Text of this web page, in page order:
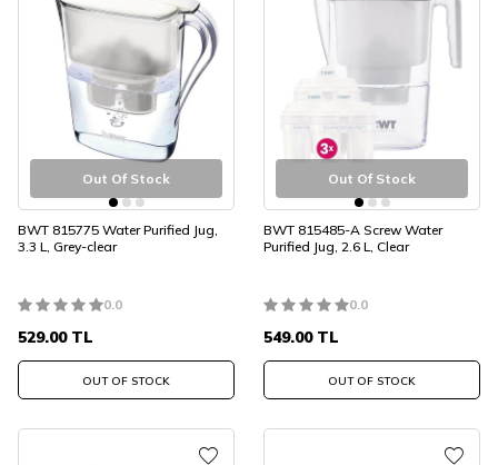
Out Of Stock
BWT 815775 Water Purified Jug,
3.3 L, Grey-clear
0.0
529.00TL
OUT OF STOCK
Out Of Stock
BWT 815485-A Screw Water
Purified Jug, 2.6 L, Clear
0.0
549.00TL
OUT OF STOCK